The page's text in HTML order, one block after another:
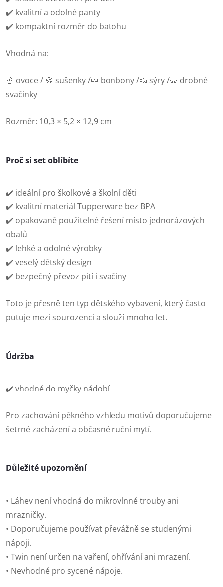
✔️ kvalitní a odolné panty
✔️ kompaktní rozměr do batohu
Vhodná na:
🍎 ovoce / 🍪 sušenky /🍬 bonbony /🧀 sýry /🥨 drobné
svačinky
Rozměr: 10,3 × 5,2 × 12,9 cm
Proč si set oblíbíte
✔️ ideální pro školkové a školní děti
✔️ kvalitní materiál Tupperware bez BPA
✔️ opakovaně použitelné řešení místo jednorázových
obalů
✔️ lehké a odolné výrobky
✔️ veselý dětský design
✔️ bezpečný převoz pití i svačiny
Toto je přesně ten typ dětského vybavení, který často
putuje mezi sourozenci a slouží mnoho let.
Údržba
✔️ vhodné do myčky nádobí
Pro zachování pěkného vzhledu motivů doporučujeme
šetrné zacházení a občasné ruční mytí.
Důležité upozornění
• Láhev není vhodná do mikrovlnné trouby ani
mrazničky.
• Doporučujeme používat převážně se studenými
nápoji.
• Twin není určen na vaření, ohřívání ani mrazení.
• Nevhodné pro sycené nápoje.